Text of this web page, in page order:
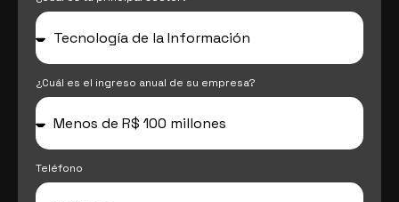
¿Cuál es el ingreso anual de su empresa?
Teléfono